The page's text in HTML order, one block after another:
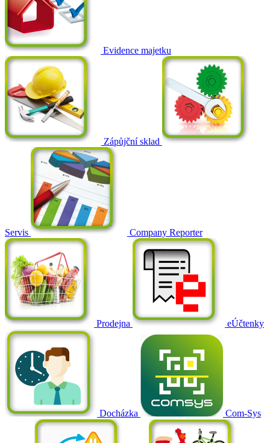
Evidence majetku
Zápůjční sklad
Servis Company Reporter
Prodejna eÚčtenky
Docházka Com-Sys